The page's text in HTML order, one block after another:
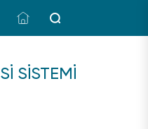
SISTEMI